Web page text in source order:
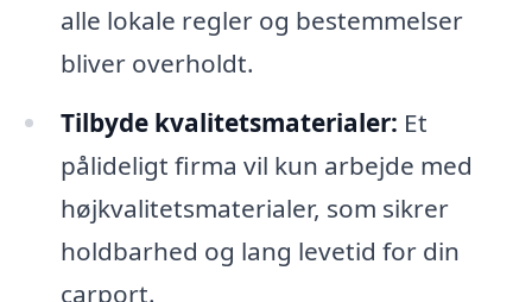
alle lokale regler og bestemmelser
bliver overholdt.
Tilbyde kvalitetsmaterialer: Et
pålideligt firma vil kun arbejde med
højkvalitetsmaterialer, som sikrer
holdbarhed og lang levetid for din
carport.